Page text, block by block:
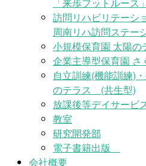
訪問リハビリテーシ
周南リハ訪問ステー
小規模保育園 太陽の
企業主導型保育園 さ
自立訓練(機能訓練)
のテラス (共生型)
放課後等デイサー
教室
研究開発部
電子書籍出版
会社概要